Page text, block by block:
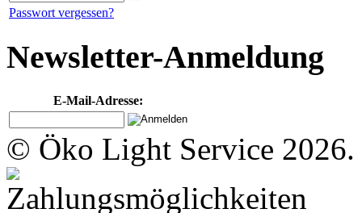
Passwort vergessen?
Newsletter-Anmeldung
E-Mail-Adresse:
© Öko Light Service 2026.